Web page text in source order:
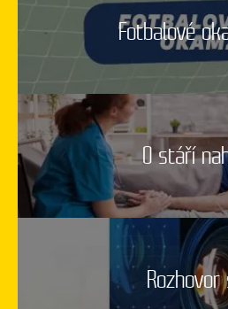
Fotbalové
O stáří
Rozhovor